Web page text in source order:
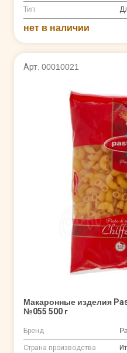
Тип
нет в наличии
Арт. 00010021
Макаронные изделия
№055 500 г
Бренд
Страна производства